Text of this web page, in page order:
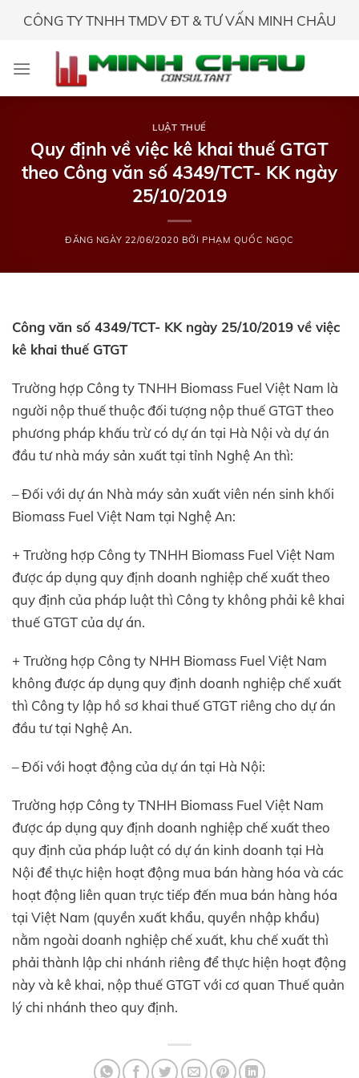
CÔNG TY TNHH TMDV ĐT & TƯ VẤN MINH CHÂU
LUẬT THUẾ
Quy định về việc kê khai thuế GTGT
theo Công văn số 4349/TCT- KK ngày
25/10/2019
ĐĂNG NGÀY 22/06/2020 BỞI PHẠM QUỐC NGỌC
Công văn số 4349/TCT- KK ngày 25/10/2019 về việc
kê khai thuế GTGT
Trường hợp Công ty TNHH Biomass Fuel Việt Nam là
người nộp thuế thuộc đối tượng nộp thuế GTGT theo
phương pháp khấu trừ có dự án tại Hà Nội và dự án
đầu tư nhà máy sản xuất tại tỉnh Nghệ An thì:
– Đối với dự án Nhà máy sản xuất viên nén sinh khối
Biomass Fuel Việt Nam tại Nghệ An:
+ Trường hợp Công ty TNHH Biomass Fuel Việt Nam
được áp dụng quy định doanh nghiệp chế xuất theo
quy định của pháp luật thì Công ty không phải kê khai
thuế GTGT của dự án.
+ Trường hợp Công ty NHH Biomass Fuel Việt Nam
không được áp dụng quy định doanh nghiệp chế xuất
thì Công ty lập hồ sơ khai thuế GTGT riêng cho dự án
đầu tư tại Nghệ An.
– Đối với hoạt động của dự án tại Hà Nội:
Trường hợp Công ty TNHH Biomass Fuel Việt Nam
được áp dụng quy định doanh nghiệp chế xuất theo
quy định của pháp luật có dự án kinh doanh tại Hà
Nội để thực hiện hoạt động mua bán hàng hóa và các
hoạt động liên quan trực tiếp đến mua bán hàng hóa
tại Việt Nam (quyền xuất khẩu, quyền nhập khẩu)
nằm ngoài doanh nghiệp chế xuất, khu chế xuất thì
phải thành lập chi nhánh riêng để thực hiện hoạt động
này và kê khai, nộp thuế GTGT với cơ quan Thuế quản
lý chi nhánh theo quy định.